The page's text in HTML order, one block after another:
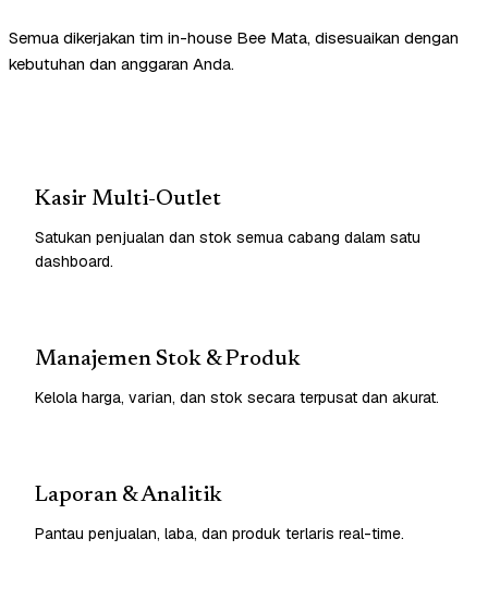
Semua dikerjakan tim in-house Bee Mata, disesuaikan dengan
kebutuhan dan anggaran Anda.
Kasir Multi-Outlet
Satukan penjualan dan stok semua cabang dalam satu
dashboard.
Manajemen Stok & Produk
Kelola harga, varian, dan stok secara terpusat dan akurat.
Laporan & Analitik
Pantau penjualan, laba, dan produk terlaris real-time.